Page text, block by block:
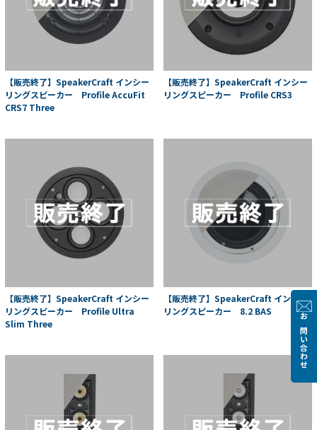
お問い合わせ
【販売終了】SpeakerCraft インシー
リングスピーカー Profile AccuFit
CRS7 Three
【販売終了】SpeakerCraft インシー
リングスピーカー Profile CRS3
【販売終了】SpeakerCraft インシー
リングスピーカー Profile Ultra
Slim Three
【販売終了】SpeakerCraft インシー
リングスピーカー 8.2 BAS